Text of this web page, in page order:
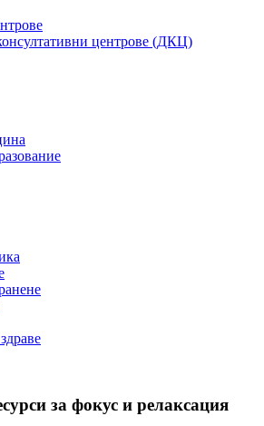
центрове (ДКЦ)
за фокус и релаксация